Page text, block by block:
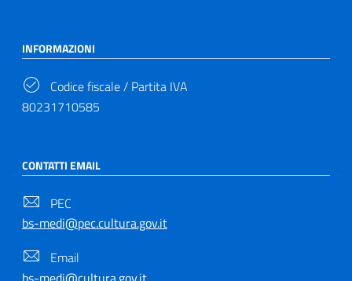
INFORMAZIONI
Codice fiscale / Partita IVA
80231710585
CONTATTI EMAIL
PEC
bs-medi@pec.cultura.gov.it
Email